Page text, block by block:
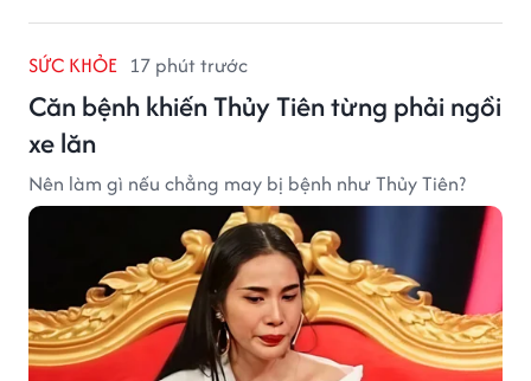
SỨC KHỎE 17 phút trước
Căn bệnh khiến Thủy Tiên từng phải ngồi
xe lăn
Nên làm gì nếu chẳng may bị bệnh như Thủy Tiên?